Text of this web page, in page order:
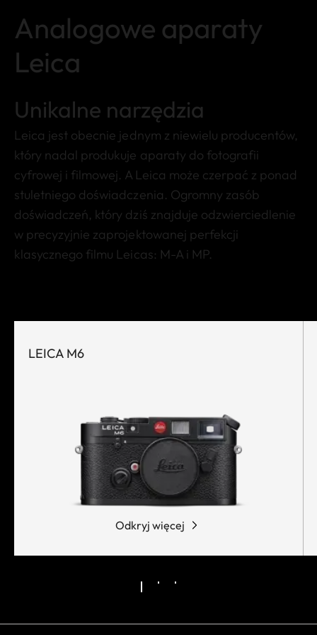
Analogowe aparaty
Leica
Unikalne narzędzia
Leica jest obecnie jednym z niewielu producentów,
który nadal produkuje aparaty do fotografii
cyfrowej i filmowej. A Leica może czerpać z ponad
stuletniego doświadczenia. Ogromny zasób
doświadczeń, który dziś znajduje odzwierciedlenie
w precyzyjnie zaprojektowanej perfekcji
klasycznego filmu Leicas: M-A i MP.
LEICA M6
Odkryj więcej